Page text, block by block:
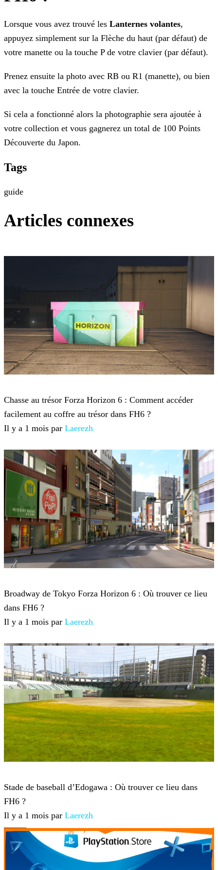
Lorsque vous avez trouvé les Lanternes volantes,
appuyez simplement sur la Flèche du haut (par défaut) de
votre manette ou la touche P de votre clavier (par défaut).
Prenez ensuite la photo avec RB ou R1 (manette), ou bien
avec la touche Entrée de votre clavier.
Si cela a fonctionné alors la photographie sera ajoutée à
votre collection et vous gagnerez un total de 100 Points
Découverte du Japon.
Tags
guide
Articles connexes
Chasse au trésor Forza Horizon 6 : Comment accéder
facilement au coffre au trésor dans FH6 ?
Il y a 1 mois par Laerezh
Broadway de Tokyo Forza Horizon 6 : Où trouver ce lieu
dans FH6 ?
Il y a 1 mois par Laerezh
Stade de baseball d’Edogawa : Où trouver ce lieu dans
FH6 ?
Il y a 1 mois par Laerezh